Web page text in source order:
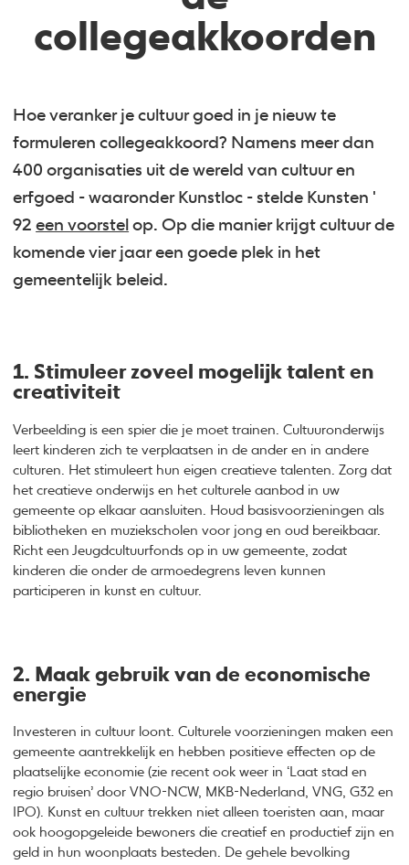
collegeakkoorden
Hoe veranker je cultuur goed in je nieuw te
formuleren collegeakkoord? Namens meer dan
400 organisaties uit de wereld van cultuur en
erfgoed - waaronder Kunstloc - stelde Kunsten '
92een voorstel op. Op die manier krijgt cultuur de
komende vier jaar een goede plek in het
gemeentelijk beleid.
1. Stimuleer zoveel mogelijk talent en
creativiteit
Verbeelding is een spier die je moet trainen. Cultuuronderwijs
leert kinderen zich te verplaatsen in de ander en in andere
culturen. Het stimuleert hun eigen creatieve talenten. Zorg dat
het creatieve onderwijs en het culturele aanbod in uw
gemeente op elkaar aansluiten. Houd basisvoorzieningen als
bibliotheken en muziekscholen voor jong en oud bereikbaar.
Richt een Jeugdcultuurfonds op in uw gemeente, zodat
kinderen die onder de armoedegrens leven kunnen
participeren in kunst en cultuur.
2. Maak gebruik van de economische
energie
Investeren in cultuur loont. Culturele voorzieningen maken een
gemeente aantrekkelijk en hebben positieve effecten op de
plaatselijke economie (zie recent ook weer in ‘Laat stad en
regio bruisen’ door VNO-NCW, MKB-Nederland, VNG, G32 en
IPO). Kunst en cultuur trekken niet alleen toeristen aan, maar
ook hoogopgeleide bewoners die creatief en productief zijn en
geld in hun woonplaats besteden. De gehele bevolking